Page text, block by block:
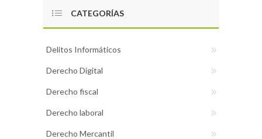
CATEGORÍAS
Delitos Informáticos
Derecho Digital
Derecho fiscal
Derecho laboral
Derecho Mercantil